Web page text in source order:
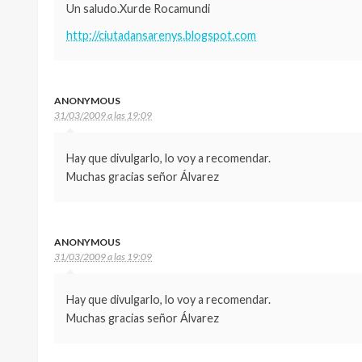
Un saludo.Xurde Rocamundi
http://ciutadansarenys.blogspot.com
ANONYMOUS
31/03/2009 a las 19:09
Hay que divulgarlo, lo voy a recomendar.
Muchas gracias señor Álvarez
ANONYMOUS
31/03/2009 a las 19:09
Hay que divulgarlo, lo voy a recomendar.
Muchas gracias señor Álvarez